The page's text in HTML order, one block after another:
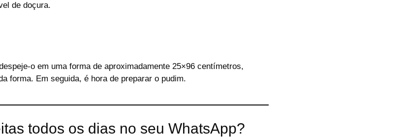
de doçura.
o em uma forma de aproximadamente 25×96 centímetros,
forma. Em seguida, é hora de preparar o pudim.
todos os dias no seu WhatsApp?